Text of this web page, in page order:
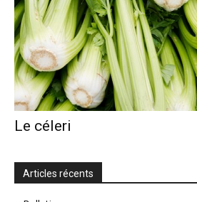
Le céleri
Articles récents